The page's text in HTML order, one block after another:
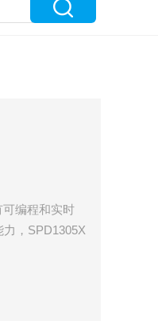
可编程和实时
，SPD1305X